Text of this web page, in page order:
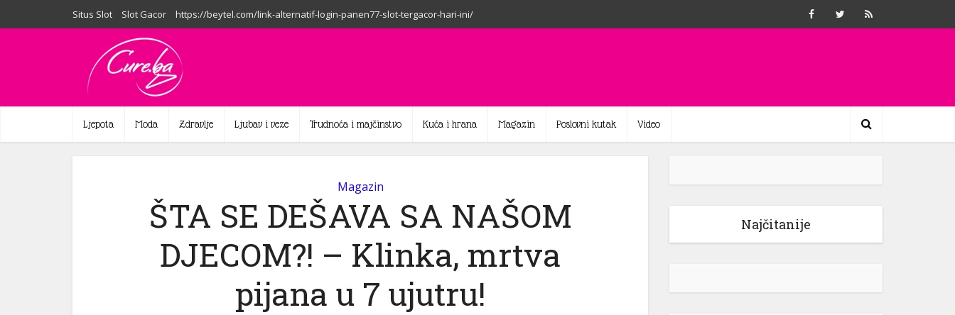
Situs Slot Slot Gacor https://beytel.com/link-alternatif-login-panen77-slot-tergacor-hari-ini/
Ljepota Moda Zdravlje Ljubav i veze Trudnoća i majčinstvo Kuća i hrana Magazin Poslovni kutak Video
Magazin
ŠTA SE DEŠAVA SA NAŠOM
DJECOM?! – Klinka, mrtva
pijana u 7 ujutru!
Najčitanije